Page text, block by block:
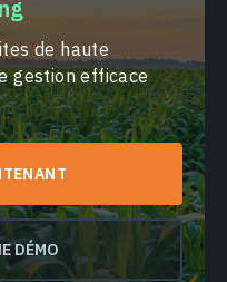
de haute
gestion efficace
DÉMO